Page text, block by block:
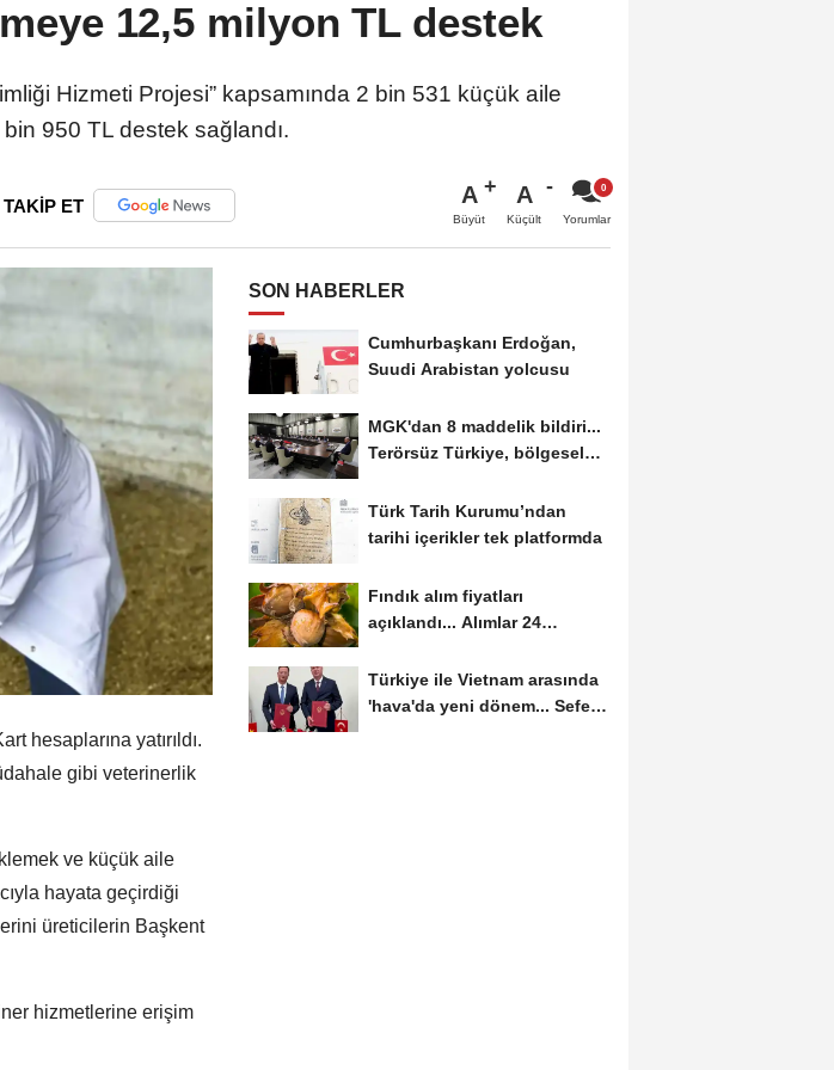
12,5 milyon TL destek
Hizmeti Projesi” kapsamında 2 bin 531 küçük aile
950 TL destek sağlandı.
TAKİP ET A
Büyüt
A
Küçült Yorumlar
hesaplarına yatırıldı.
gibi veterinerlik
ve küçük aile
hayata geçirdiği
üreticilerin Başkent
hizmetlerine erişim
SON HABERLER
Cumhurbaşkanı Erdoğan,
Suudi Arabistan yolcusu
MGK'dan 8 maddelik bildiri...
Terörsüz Türkiye, bölgesel
Türk Tarih Kurumu’ndan
tarihi içerikler tek platformda
Fındık alım fiyatları
açıklandı... Alımlar 24
Türkiye ile Vietnam arasında
'hava'da yeni dönem... Sefer